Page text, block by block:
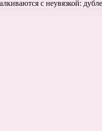
с неувязкой: